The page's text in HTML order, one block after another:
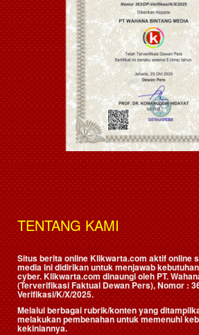
TENTANG KAMI
Situs berita online Klikwarta.com aktif online
media ini didirikan untuk menjawab
cyber. Klikwarta.com dinaungi oleh PT.
(Terverifikasi Faktual Dewan Pers), Nomor :
Verifikasi/K/X/2025.
Melalui berbagai rubrik/konten yang
melakukan pembenahan untuk memenuhi
kekiniannya.